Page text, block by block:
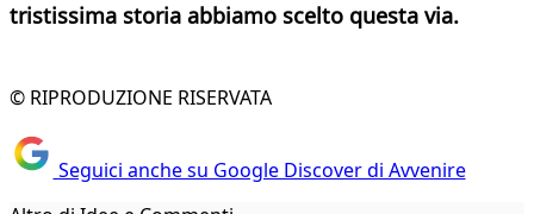
tristissima storia abbiamo scelto questa via.
© RIPRODUZIONE RISERVATA
Seguici anche su Google Discover di Avvenire